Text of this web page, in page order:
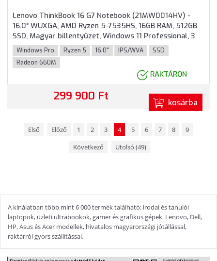
Lenovo ThinkBook 16 G7 Notebook (21MW0014HV) -
16.0" WUXGA, AMD Ryzen 5-7535HS, 16GB RAM, 512GB
SSD, Magyar billentyűzet, Windows 11 Professional, 3
év garancia, Szürke színben
Windows Pro Ryzen 5 16.0" IPS/WVA
SSD
Radeon 660M
RAKTÁRON
299 900 Ft kosárba
Első Előző 1 2 3 4 5 6 7 8
9
Következő
Utolsó (49)
A kínálatban több mint 6 000 termék található: irodai és tanulói
laptopok, üzleti ultrabookok, gamer és grafikus gépek. Lenovo, Dell,
HP, Asus és Acer modellek, hivatalos magyarországi jótállással,
raktárról gyors szállítással.